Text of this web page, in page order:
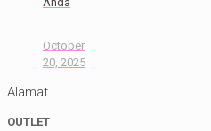
October
20, 2025
Alamat
OUTLET